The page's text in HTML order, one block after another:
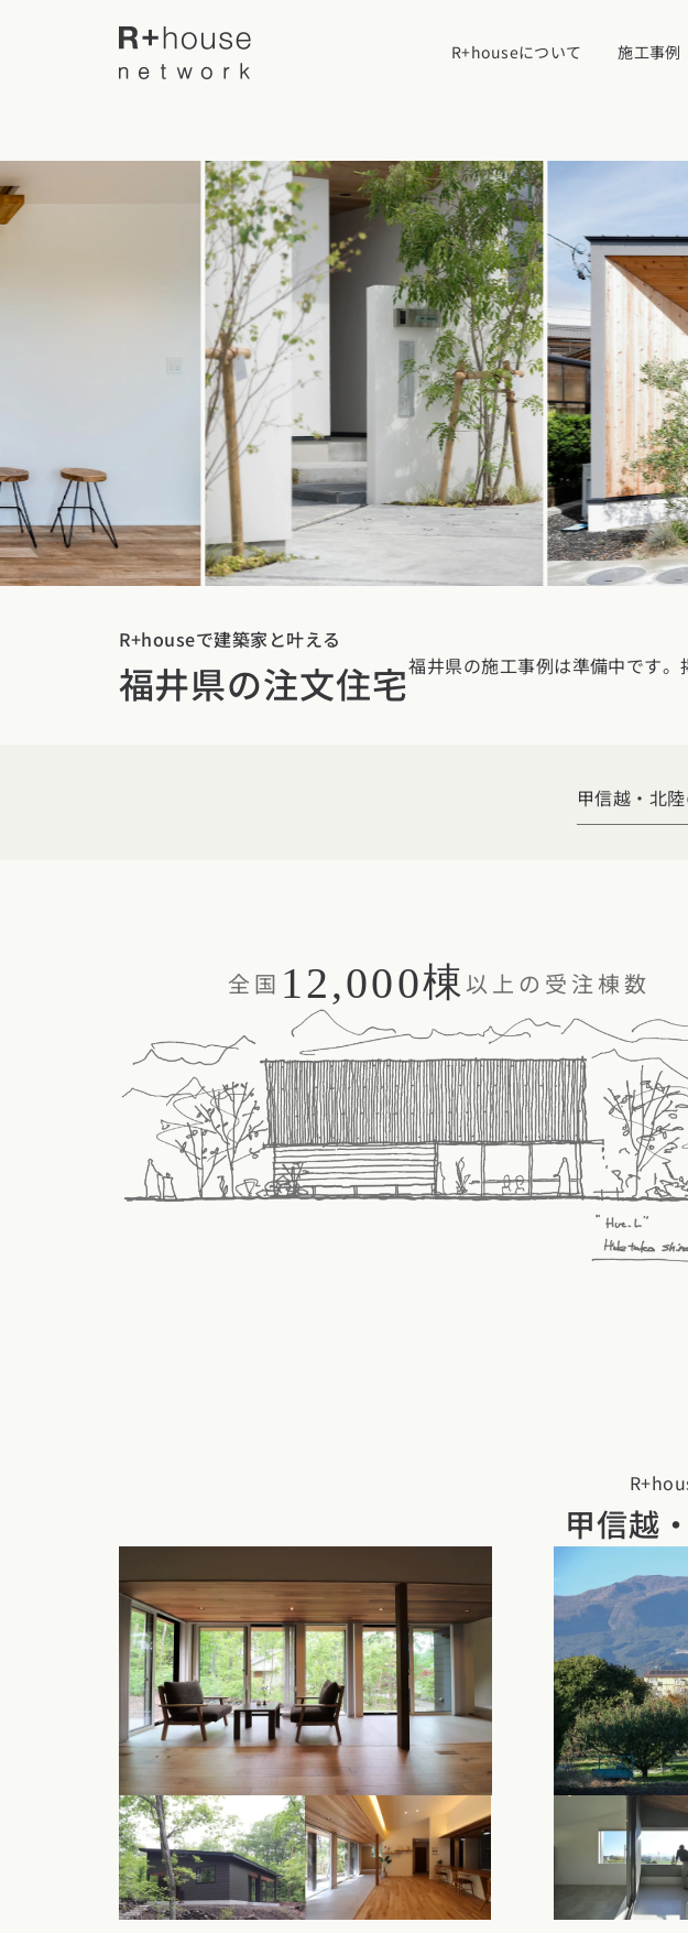
R+houseについて 施工事例
R+houseについて
R+houseについて
性能
デザイン
家づくりの流れ
選べる仕様
コストパフォーマンス
アフターサポート
全国の工務店を探す
北海道・東北エリア
北海道青森県岩手県宮城県秋田県 山形県福
東京都神奈川県埼玉県千葉県 茨城県栃木県
東海エリア
愛知県
奈良県和歌山県
四国エリア
徳島県
九州・沖縄エリア
福岡県佐賀県長崎県熊本県大分県 宮崎県鹿
施工事例
施工事例一覧
平屋
2階建て
狭小住宅
フォトギャラリー
【特集】平屋の注文住宅
動画で学ぶ注文住宅
動画で学ぶ注文住宅
デザイン
家づくりコラム
家づくりコラム一覧
注文住宅の基礎知識
施工事例
スタイルのヒント
デザインのヒント
ニュースレター
デザインコンテスト
エリア別注文住宅
秋田県山形県福
新潟県富山県石川県福井県山梨県長野県
東海エリア
愛知県岐阜県静岡県三重県
関西エリア
大阪府兵庫県京都府滋賀県奈良県和歌山県
大分県宮崎県鹿児
R+houseで建築家と叶える
福井県の注文住宅福井県の施工事例は準備中です。
甲信越・北
全国 12,000棟 以上の受注棟数
甲信越